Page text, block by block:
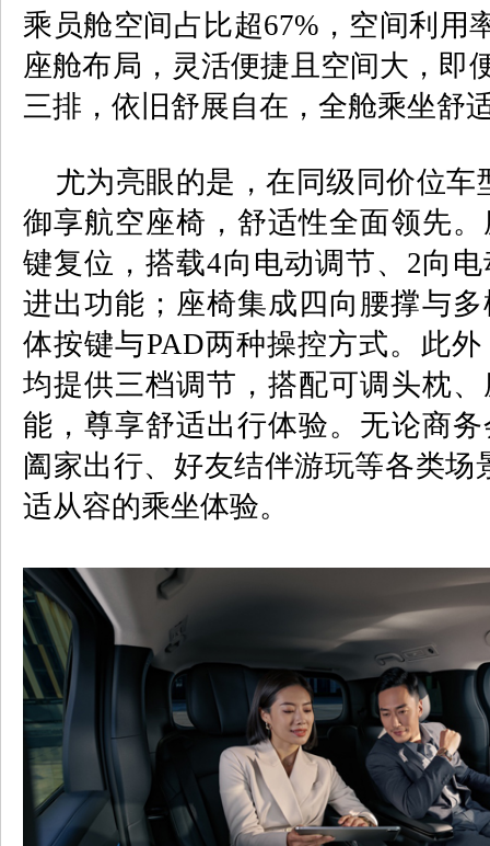
乘员舱空间占比超67% ，空间利用
座舱布局，灵活便捷且空间大，即
三排，依旧舒展自在，全舱乘坐舒
尤为亮眼的是，在同级同价位车
御享航空座椅，舒适性全面领先
键复位，搭载4向电动调节、 2向
进出功能；座椅集成四向腰撑与
体按键与PAD两种操控方式。此
均提供三档调节，搭配可调头枕
能，尊享舒适出行体验。无论商
阖家出行、好友结伴游玩等各类场
适从容的乘坐体验。